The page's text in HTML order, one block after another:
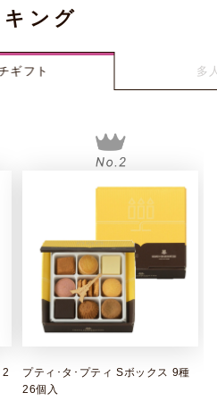
キング
ギフト 多
2
プティ･タ･プティ Sボックス 9種
26個入